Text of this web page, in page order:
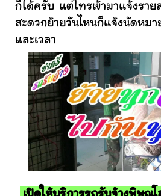
ก็ได้ครับ แต่โทรเข้ามาแจ้งราย
สะดวกย้ายวันไหนก็แจ้งนัดหมา
และเวลา